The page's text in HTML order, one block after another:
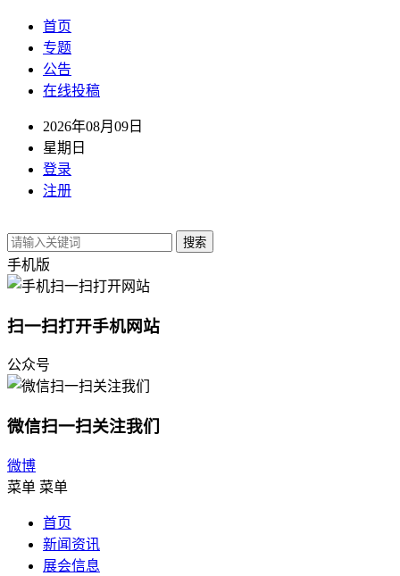
首页
专题
公告
在线投稿
2026年08月09日
星期日
登录
注册
搜索
手机版
扫一扫打开手机网站
公众号
微信扫一扫关注我们
微博
菜单 菜单
首页
新闻资讯
展会信息